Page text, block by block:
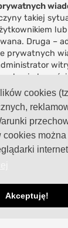
cookies
cookies
Akceptuję!
takiej
Druga –
prywatnych
się z
prywatne
możesz,
usuwanie
od
o tym
takiemu